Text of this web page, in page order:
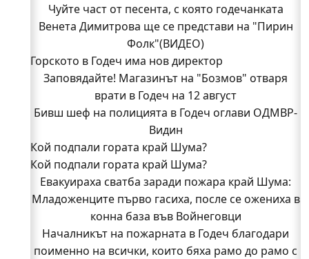
Чуйте част от песента, с която годечанката
Венета Димитрова ще се представи на "Пирин
Фолк"(ВИДЕО)
Горското в Годеч има нов директор
Заповядайте! Магазинът на "Бозмов" отваря
врати в Годеч на 12 август
Бивш шеф на полицията в Годеч оглави ОДМВР-
Видин
Кой подпали гората край Шума?
Младежи от Люлин и Део сред първите
доброволци на пожара край Шума (СНИМКИ)
Началникът на пожарната в Годеч благодари
поименно на всички, които бяха рамо до рамо с
огнеборците!
150 декара гори, треви и храсти изгоряха край
Кой подпали гората край Шума?
Евакуираха сватба заради пожара край Шума:
Младоженците първо гасиха, после се ожениха в
конна база във Войнеговци
Началникът на пожарната в Годеч благодари
поименно на всички, които бяха рамо до рамо с